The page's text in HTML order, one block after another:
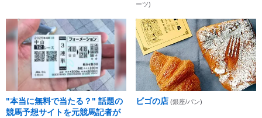
ーツ)
"本当に無料で当たる？" 話題の
競馬予想サイトを元競馬記者が
ビゴの店 (銀座/パン)